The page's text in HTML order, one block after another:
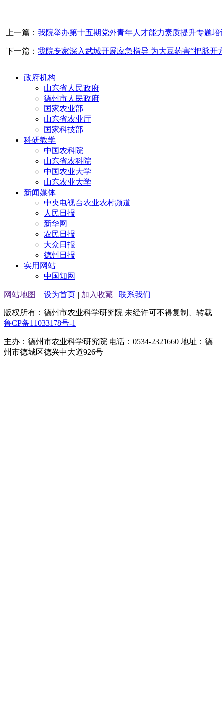
上一篇： 我院举办第十五期党外青年人才能力素质提升专题培
下一篇： 我院专家深入武城开展应急指导 为大豆药害“把脉开
政府机构
山东省人民政府
德州市人民政府
国家农业部
山东省农业厅
国家科技部
科研教学
中国农科院
山东省农科院
中国农业大学
山东农业大学
新闻媒体
中央电视台农业农村频道
人民日报
新华网
农民日报
大众日报
德州日报
实用网站
中国知网
网站地图 | 设为首页 | 加入收藏 | 联系我们
版权所有：德州市农业科学研究院 未经许可不得复制、转载
鲁CP备11033178号-1
主办：德州市农业科学研究院 电话：0534-2321660 地址：德
州市德城区德兴中大道926号